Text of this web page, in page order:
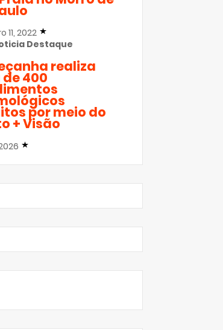
11, 2022
Destaque
realiza
400
por meio do
+ Visão